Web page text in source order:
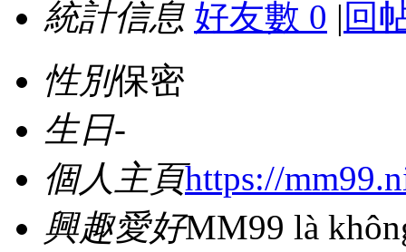
統計信息 好友數 0 | 回
性別保密
生日-
個人主頁https://
興趣愛好MM99 là